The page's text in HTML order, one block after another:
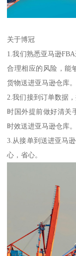
关于博冠
1.我们熟悉亚马逊
合理相应的风险，能
货物送进亚马逊仓库。
2.我们接到订单数据
时国外提前做好清关
时效送进亚马逊仓库。
3.从接单到送进亚马
心，省心。